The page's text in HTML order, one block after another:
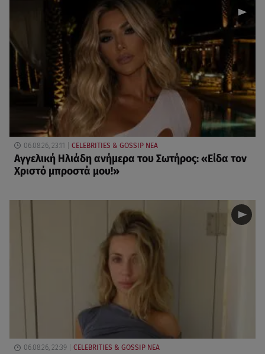
06.08.26, 23:11 CELEBRITIES & GOSSIP ΝΕΑ
Αγγελική Ηλιάδη ανήμερα του Σωτήρος: «Είδα τον
Χριστό μπροστά μου!»
06.08.26, 22:39 CELEBRITIES & GOSSIP ΝΕΑ